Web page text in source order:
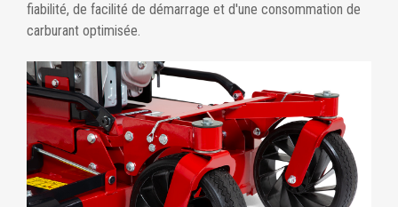
fiabilité, de facilité de démarrage et d'une consommation de
carburant optimisée.